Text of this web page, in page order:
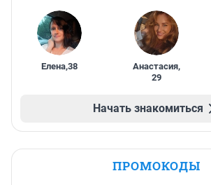
Елена,38 Анастасия,
29
Начать знакомиться
ПРОМОКОДЫ